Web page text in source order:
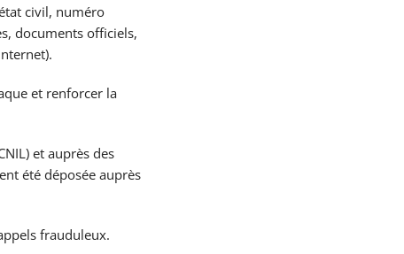
civil, numéro
documents officiels,
et renforcer la
et auprès des
été déposée auprès
frauduleux.